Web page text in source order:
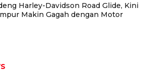
Harley-Davidson Road Glide, Kini
Makin Gagah dengan Motor